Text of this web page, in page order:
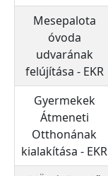
Mesepalota
óvoda
udvarának
felújítása - EKR
Gyermekek
Átmeneti
Otthonának
kialakítása - EKR